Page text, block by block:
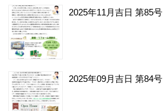
2025年11月吉日 第85号
2025年09月吉日 第84号